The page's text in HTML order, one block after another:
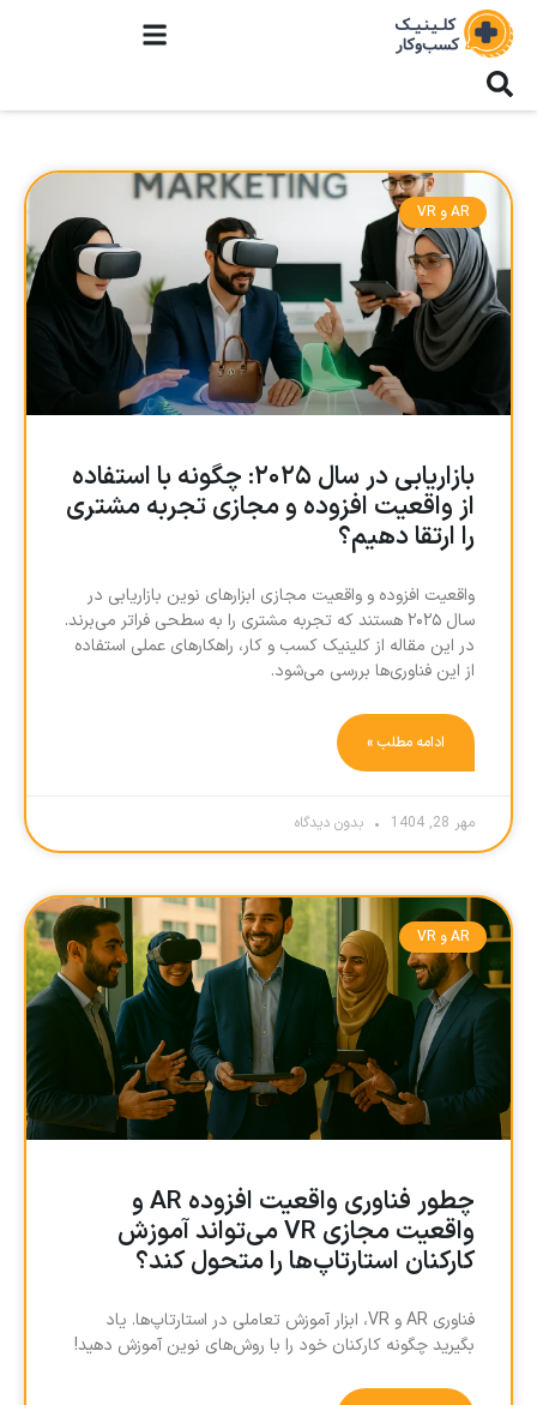
AR و VR
بازاریابی در سال ۲۰۲۵: چگونه با استفاده
از واقعیت افزوده و مجازی تجربه مشتری
را ارتقا دهیم؟
واقعیت افزوده و واقعیت مجازی ابزارهای نوین بازاریابی در
سال ۲۰۲۵ هستند که تجربه مشتری را به سطحی فراتر می‌برند.
در این مقاله از کلینیک کسب و کار، راهکارهای عملی استفاده
از این فناوری‌ها بررسی می‌شود.
ادامه مطلب »
مهر 28, 1404 بدون دیدگاه
AR و VR
چطور فناوری واقعیت افزوده AR و
واقعیت مجازی VR می‌تواند آموزش
کارکنان استارتاپ‌ها را متحول کند؟
فناوری AR و VR، ابزار آموزش تعاملی در استارتاپ‌ها. یاد
بگیرید چگونه کارکنان خود را با روش‌های نوین آموزش دهید!